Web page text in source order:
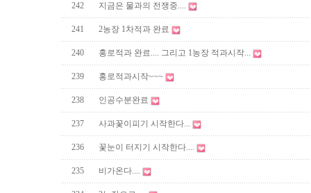
242 지금은 물과의 전쟁중....
241 2농장 1차적과 완료
240 홍로적과 완료.... 그리고 1농장 적과시작...
239 홍로적과시작~~~
238 인공수분완료
237 사과꽃이피기 시작한다...
236 꽃눈이 터지기 시작한다....
235 비가온다....